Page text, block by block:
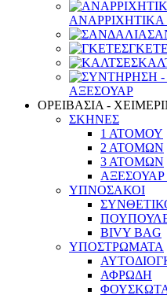
ΑΝΑΡΡΙΧΗΤΙΚΑ
ΑΞΕΣΟΥΑΡ
ΟΡΕΙΒΑΣΙΑ -
ΣΚΗΝΕΣ
1 ΑΤΟΜΟΥ
2 ΑΤΟΜΩΝ
3 ΑΤΟΜΩΝ
ΥΠΝΟΣΑΚΟΙ
BIVY BAG
ΥΠΟΣΤΡΩΜΑΤΑ
ΑΦΡΩΔΗ